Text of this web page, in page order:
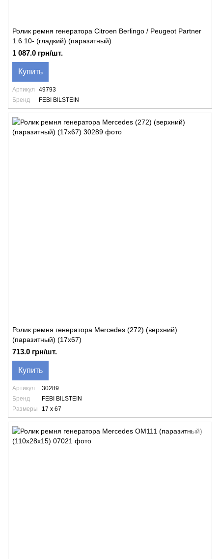
Ролик ремня генератора Citroen Berlingo / Peugeot Partner
1.6 10- (гладкий) (паразитный)
1 087.0 грн/шт.
Купить
Артикул
49793
Бренд
FEBI BILSTEIN
Ролик ремня генератора Mercedes (272) (верхний)
(паразитный) (17x67)
713.0 грн/шт.
Купить
Артикул
30289
Бренд
FEBI BILSTEIN
Размеры
17 x 67